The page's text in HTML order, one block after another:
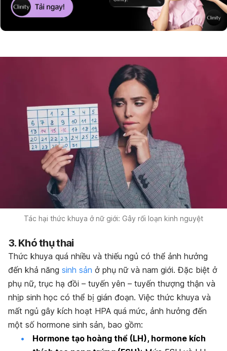
Tác hại thức khuya ở nữ giới: Gây rối loạn kinh nguyệt
3. Khó thụ thai
Thức khuya quá nhiều và thiếu ngủ có thể ảnh hưởng
đến khả năng sinh sản ở phụ nữ và nam giới. Đặc biệt ở
phụ nữ, trục hạ đồi – tuyến yên – tuyến thượng thận và
nhịp sinh học có thể bị gián đoạn. Việc thức khuya và
mất ngủ gây kích hoạt HPA quá mức, ảnh hưởng đến
một số hormone sinh sản, bao gồm:
Hormone tạo hoàng thể (LH), hormone kích